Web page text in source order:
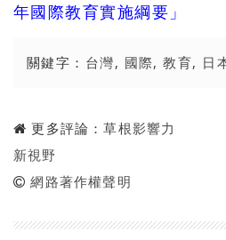
年國際教育實施綱要」
關鍵字： 台灣, 國際,教育, 日
更多評論：草根影響力
新視野
網路著作權聲明